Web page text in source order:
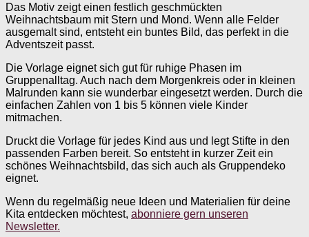
Das Motiv zeigt einen festlich geschmückten
Weihnachtsbaum mit Stern und Mond. Wenn alle Felder
ausgemalt sind, entsteht ein buntes Bild, das perfekt in die
Adventszeit passt.
Die Vorlage eignet sich gut für ruhige Phasen im
Gruppenalltag. Auch nach dem Morgenkreis oder in kleinen
Malrunden kann sie wunderbar eingesetzt werden. Durch die
einfachen Zahlen von 1 bis 5 können viele Kinder
mitmachen.
Druckt die Vorlage für jedes Kind aus und legt Stifte in den
passenden Farben bereit. So entsteht in kurzer Zeit ein
schönes Weihnachtsbild, das sich auch als Gruppendeko
eignet.
Wenn du regelmäßig neue Ideen und Materialien für deine
Kita entdecken möchtest, abonniere gern unseren
Newsletter.